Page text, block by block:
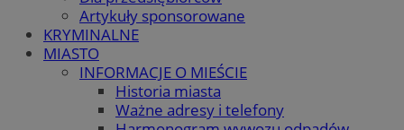
Artykuły sponsorowane
KRYMINALNE
MIASTO
INFORMACJE O MIEŚCIE
Historia miasta
Ważne adresy i telefony